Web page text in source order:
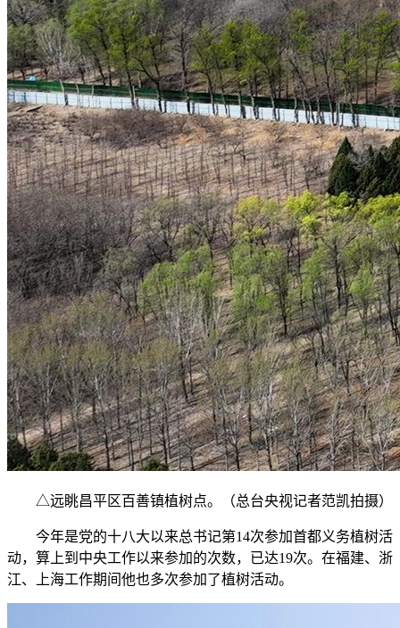
△远眺昌平区百善镇植树点。（总台央视记者范凯拍摄）
今年是党的十八大以来总书记第14次参加首都义务植树活
动，算上到中央工作以来参加的次数，已达19次。在福建、浙
江、上海工作期间他也多次参加了植树活动。